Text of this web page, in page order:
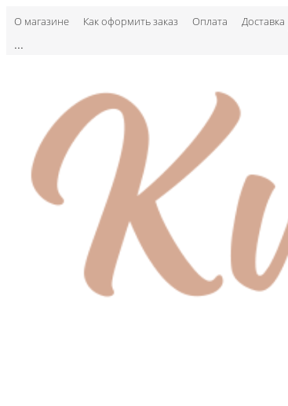
О магазине Как оформить заказ Оплата Доставка
...